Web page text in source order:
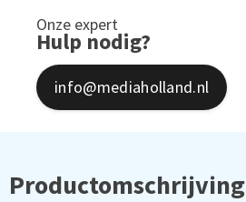
Onze expert
Hulp nodig?
info@mediaholland.nl
Productomschrijving